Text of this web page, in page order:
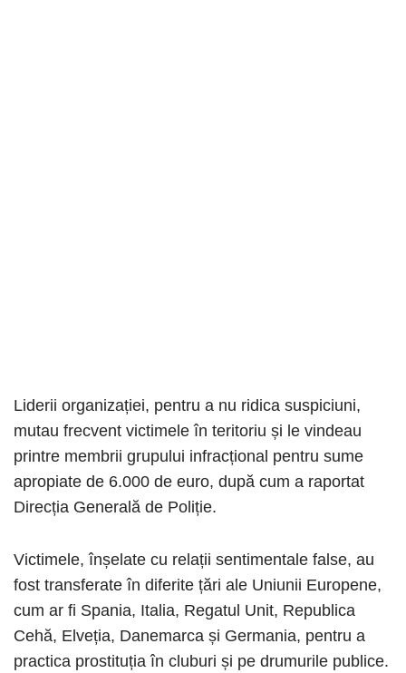
Liderii organizației, pentru a nu ridica suspiciuni,
mutau frecvent victimele în teritoriu și le vindeau
printre membrii grupului infracțional pentru sume
apropiate de 6.000 de euro, după cum a raportat
Direcția Generală de Poliție.
Victimele, înșelate cu relații sentimentale false, au
fost transferate în diferite țări ale Uniunii Europene,
cum ar fi Spania, Italia, Regatul Unit, Republica
Cehă, Elveția, Danemarca și Germania, pentru a
practica prostituția în cluburi și pe drumurile publice.